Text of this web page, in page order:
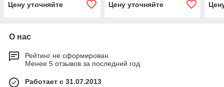
Цену уточняйте Цену уточняйте
О нас
Рейтинг не сформирован
Менее 5 отзывов за последний год
Работает с 31.07.2013